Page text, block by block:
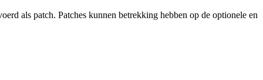
als patch. Patches kunnen betrekking hebben op de optionele en